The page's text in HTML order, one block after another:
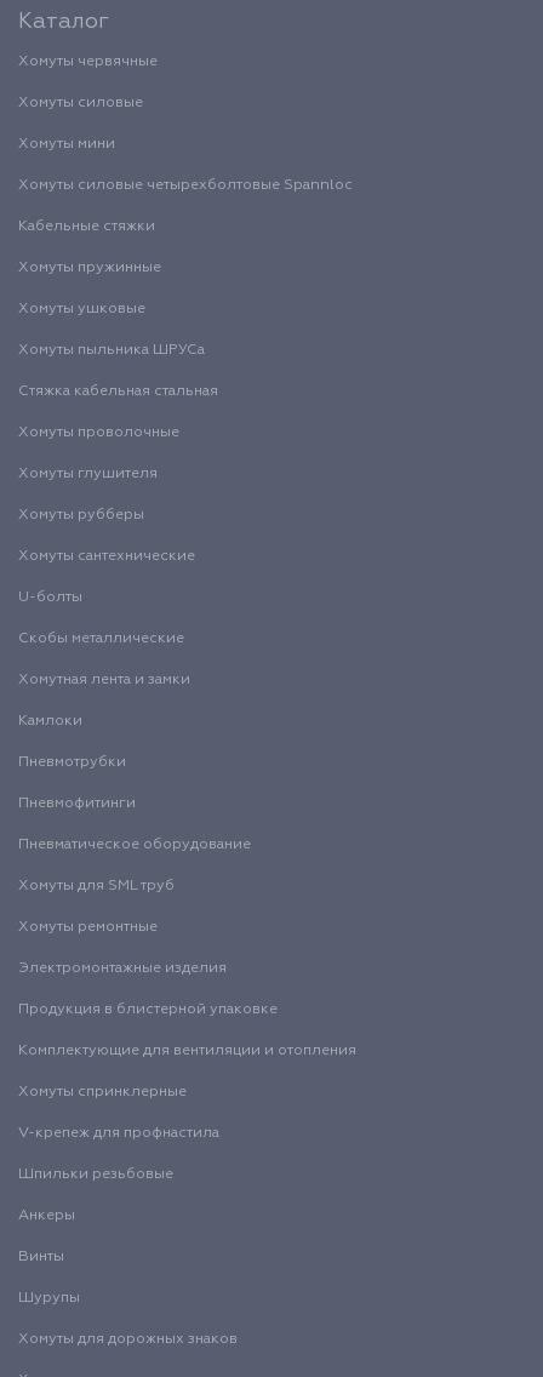
Каталог
Хомуты червячные
Хомуты силовые
Хомуты мини
Хомуты силовые четырехболтовые Spannloc
Кабельные стяжки
Хомуты пружинные
Хомуты ушковые
Хомуты пыльника ШРУСа
Стяжка кабельная стальная
Хомуты проволочные
Хомуты глушителя
Хомуты рубберы
Хомуты сантехнические
U-болты
Скобы металлические
Хомутная лента и замки
Камлоки
Пневмотрубки
Пневмофитинги
Пневматическое оборудование
Хомуты для SML труб
Хомуты ремонтные
Электромонтажные изделия
Продукция в блистерной упаковке
Комплектующие для вентиляции и отопления
Хомуты спринклерные
V-крепеж для профнастила
Шпильки резьбовые
Анкеры
Винты
Шурупы
Хомуты для дорожных знаков